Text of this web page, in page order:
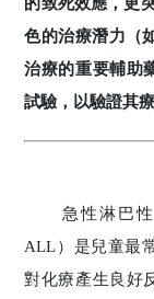
色的治療潛力（
治療的重要輔助
試驗，以驗證其
急性淋巴性白
ALL）是兒童最
對化療產生良好